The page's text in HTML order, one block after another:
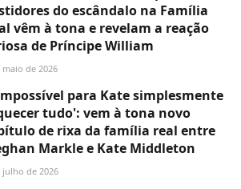
do escândalo na Família
vêm à tona e revelam a reação
de Príncipe William
maio de 2026
para Kate simplesmente
tudo': vem à tona novo
de rixa da família real entre
Markle e Kate Middleton
julho de 2026